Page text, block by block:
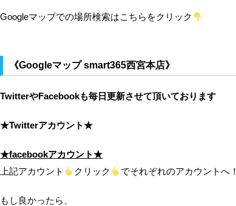
Googleマップでの場所検索はこちらをクリック
《Googleマップ smart365西宮本店》
TwitterやFacebookも毎日更新させて頂いております
★Twitterアカウント★
★facebookアカウント★
上記アカウント
クリック でそれぞれのアカウントへ！
もし良かったら、